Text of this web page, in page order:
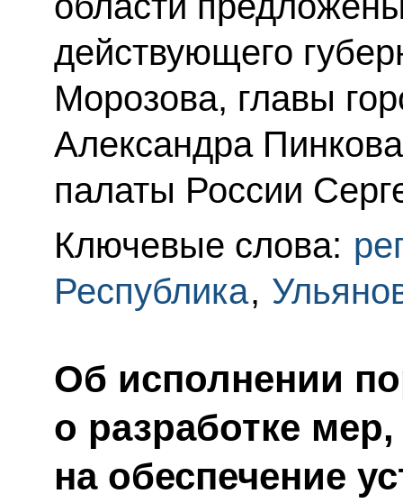
действующего
Морозова, главы
Александра
палаты России
Ключевые слова:
Республика,
Об исполнении
о разработке
на обеспечение